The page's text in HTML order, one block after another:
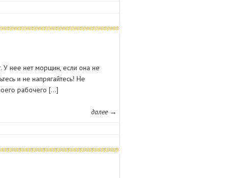
У нее нет морщин, если она не
и не напрягайтесь! Не
рабочего […]
далее →